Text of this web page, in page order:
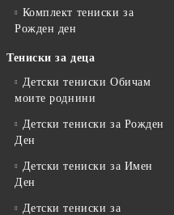
Комплект тениски за
Рожден ден
Тениски за деца
Детски тениски Обичам
моите роднини
Детски тениски за Рожден
Ден
Детски тениски за Имен
Ден
Детски тениски за